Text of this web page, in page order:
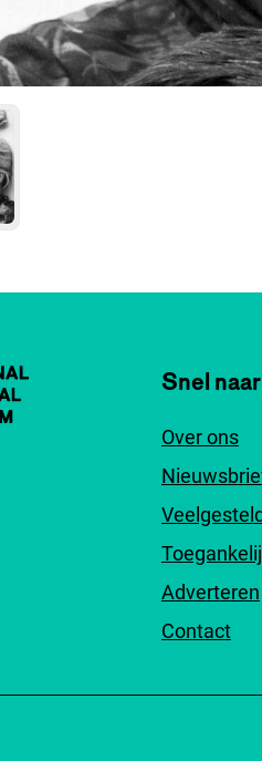
Snel naar
Over ons
Adverteren
Contact